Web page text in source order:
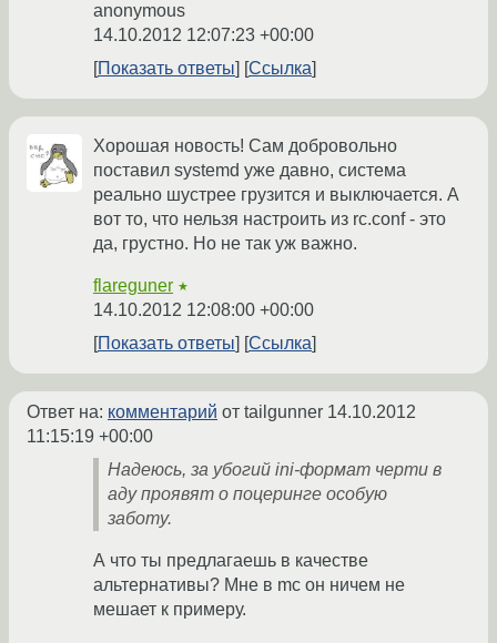
anonymous
14.10.2012 12:07:23 +00:00
Показать ответы
Ссылка
Хорошая новость! Сам добровольно
поставил systemd уже давно, система
реально шустрее грузится и выключается. А
вот то, что нельзя настроить из rc.conf - это
да, грустно. Но не так уж важно.
flareguner ★
14.10.2012 12:08:00 +00:00
Показать ответы
Ссылка
Ответ на: комментарий от tailgunner 14.10.2012
11:15:19 +00:00
Надеюсь, за убогий ini-формат черти в
аду проявят о поцеринге особую
заботу.
А что ты предлагаешь в качестве
альтернативы? Мне в mc он ничем не
мешает к примеру.